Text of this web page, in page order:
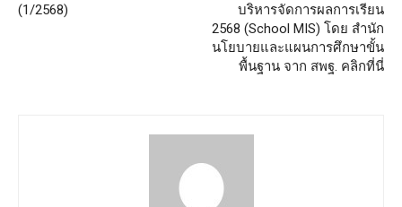
(1/2568)
บริหารจัดการผลการเรียน
2568 (School MIS) โดย สำนัก
นโยบายและแผนการศึกษาขั้น
พื้นฐาน จาก สพฐ. คลิกที่นี่